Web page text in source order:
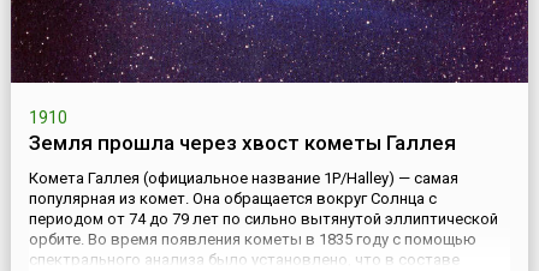
1910
Земля прошла через хвост кометы Галлея
Комета Галлея (официальное название 1P/Halley) — самая
популярная из комет. Она обращается вокруг Солнца с
периодом от 74 до 79 лет по сильно вытянутой эллиптической
орбите. Во время появления кометы в 1835 году с помощью
спектрального анализа было установлено, что в составе